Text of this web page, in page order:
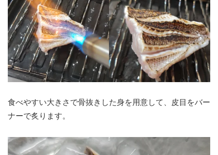
食べやすい大きさで骨抜きした身を用意して、皮目をバー
ナーで炙ります。